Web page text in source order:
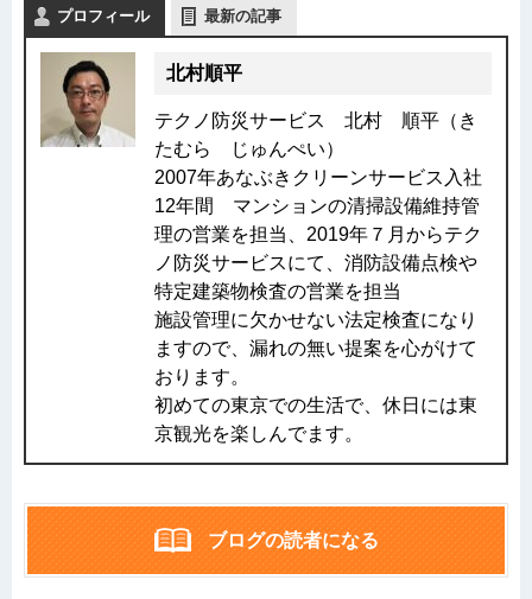
プロフィール 最新の記事
北村順平
テクノ防災サービス 北村 順平（き
たむら じゅんぺい）
2007年あなぶきクリーンサービス入社
12年間 マンションの清掃設備維持管
理の営業を担当、2019年７月からテク
ノ防災サービスにて、消防設備点検や
特定建築物検査の営業を担当
施設管理に欠かせない法定検査になり
ますので、漏れの無い提案を心がけて
おります。
初めての東京での生活で、休日には東
京観光を楽しんでます。
ブログの読者になる